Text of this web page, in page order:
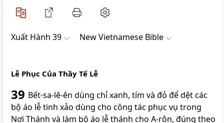
Xuất Hành 39 New Vietnamese Bible
Lễ Phục Của Thầy Tế Lễ
39 Bết-sa-lê-ên dùng chỉ xanh, tím và đỏ để dệt các
bộ áo lễ tinh xảo dùng cho công tác phục vụ trong
Nơi Thánh và làm bộ áo lễ thánh cho A-rôn, đúng theo